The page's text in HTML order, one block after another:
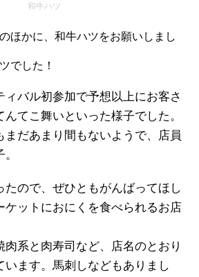
和牛ハツ
ほかに、和牛ハツをお願いしまし
でした！
ィバル初参加で予想以上にお客さ
てこ舞いといった様子でした。
まだあまり間もないようで、店員
たので、ぜひともがんばってほし
ケットにおにくを食べられるお店
系と肉寿司など、店名のとおり
います。馬刺しなどもありまし